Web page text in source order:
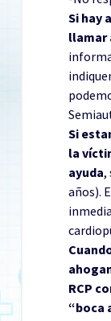
Si hay
llamar
Si
la
ayuda,
años).
RCP
“boca